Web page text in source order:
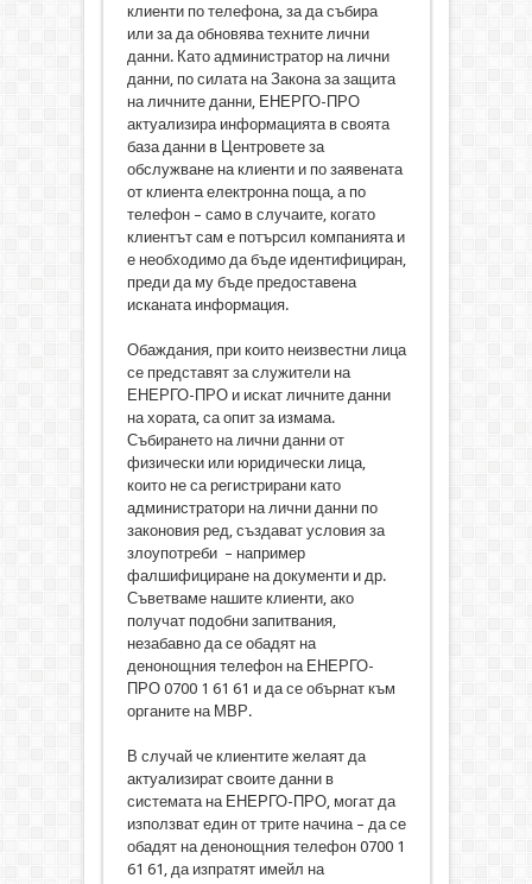
клиенти по телефона, за да събира
или за да обновява техните лични
данни. Като администратор на лични
данни, по силата на Закона за защита
на личните данни, ЕНЕРГО-ПРО
актуализира информацията в своята
база данни в Центровете за
обслужване на клиенти и по заявената
от клиента електронна поща, а по
телефон – само в случаите, когато
клиентът сам е потърсил компанията и
е необходимо да бъде идентифициран,
преди да му бъде предоставена
исканата информация.
Обаждания, при които неизвестни лица
се представят за служители на
ЕНЕРГО-ПРО и искат личните данни
на хората, са опит за измама.
Събирането на лични данни от
физически или юридически лица,
които не са регистрирани като
администратори на лични данни по
законовия ред, създават условия за
злоупотреби – например
фалшифициране на документи и др.
Съветваме нашите клиенти, ако
получат подобни запитвания,
незабавно да се обадят на
денонощния телефон на ЕНЕРГО-
ПРО 0700 1 61 61 и да се обърнат към
органите на МВР.
В случай че клиентите желаят да
актуализират своите данни в
системата на ЕНЕРГО-ПРО, могат да
използват един от трите начина – да се
обадят на денонощния телефон 0700 1
61 61, да изпратят имейл на